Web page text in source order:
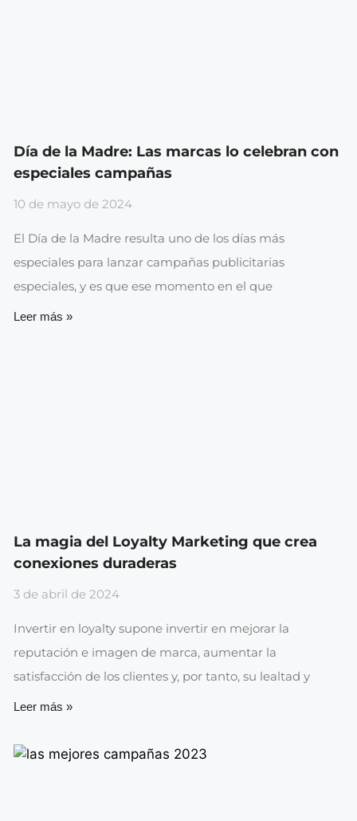
Día de la Madre: Las marcas lo celebran con
especiales campañas
10 de mayo de 2024
El Día de la Madre resulta uno de los días más
especiales para lanzar campañas publicitarias
especiales, y es que ese momento en el que
Leer más »
La magia del Loyalty Marketing que crea
conexiones duraderas
3 de abril de 2024
Invertir en loyalty supone invertir en mejorar la
reputación e imagen de marca, aumentar la
satisfacción de los clientes y, por tanto, su lealtad y
Leer más »